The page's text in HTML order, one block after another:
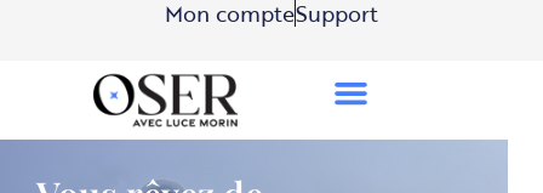
Mon compteSupport